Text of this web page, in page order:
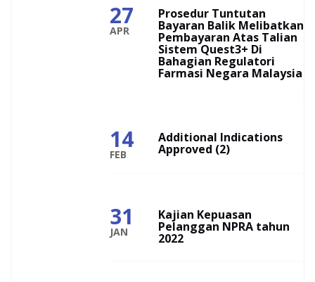
27
APR
Prosedur Tuntutan
Bayaran Balik Melibatkan
Pembayaran Atas Talian
Sistem Quest3+ Di
Bahagian Regulatori
Farmasi Negara Malaysia
14
FEB
Additional Indications
Approved (2)
31
JAN
Kajian Kepuasan
Pelanggan NPRA tahun
2022